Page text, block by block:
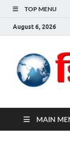
TOP MENU
August 6, 2026
MAIN